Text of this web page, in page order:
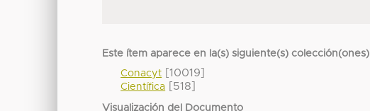
Este ítem aparece en la(s) siguiente(s) colección(ones)
Conacyt [10019]
Científica [518]
Visualización del Documento